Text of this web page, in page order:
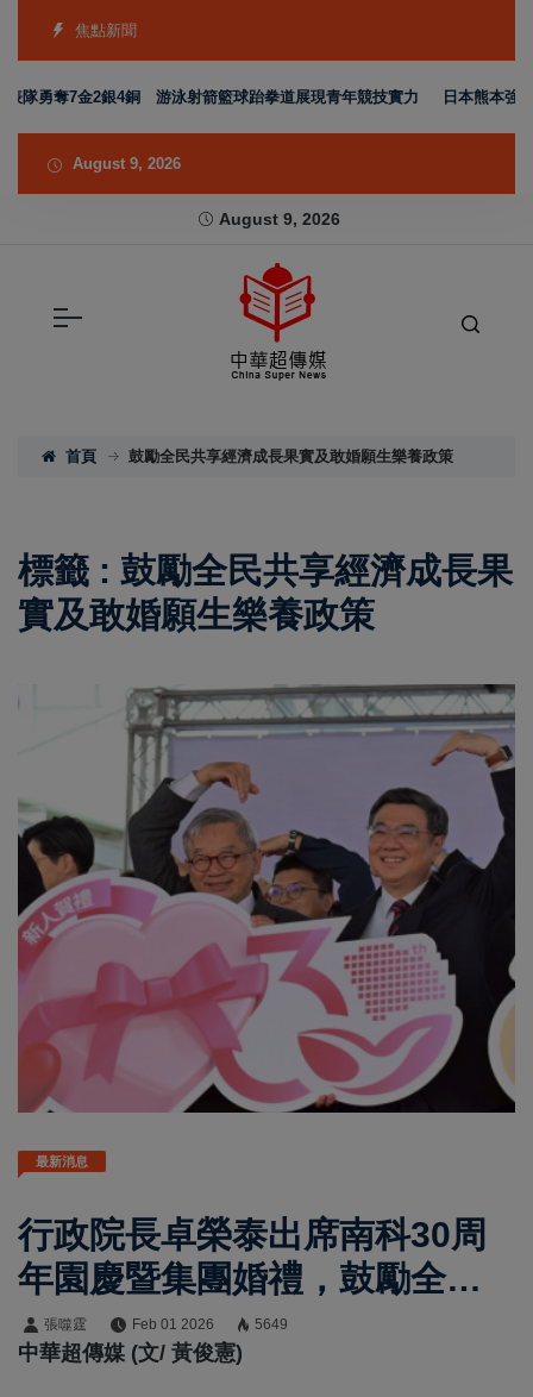
焦點新聞
隊勇奪7金2銀4銅 游泳射箭籃球跆拳道展現青年競技實力 日本熊本強震
August 9, 2026
August 9, 2026
首頁 鼓勵全民共享經濟成長果實及敢婚願生樂養政策
標籤 : 鼓勵全民共享經濟成長果
實及敢婚願生樂養政策
最新消息
行政院長卓榮泰出席南科30周
年園慶暨集團婚禮，鼓勵全民
共享經濟成長果實及敢婚願生
樂養政策
張噬霆 Feb 01 2026 5649
中華超傳媒 (文/ 黃俊憲)